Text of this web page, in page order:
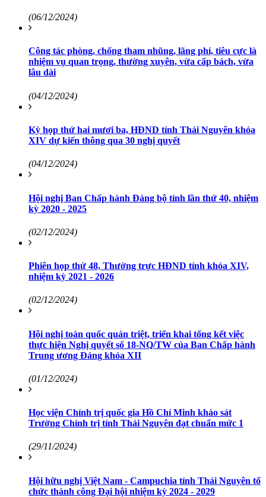
(06/12/2024)
Công tác phòng, chống tham nhũng, lãng phí, tiêu cực là
nhiệm vụ quan trọng, thường xuyên, vừa cấp bách, vừa
lâu dài
(04/12/2024)
Kỳ họp thứ hai mươi ba, HĐND tỉnh Thái Nguyên khóa
XIV dự kiến thông qua 30 nghị quyết
(04/12/2024)
Hội nghị Ban Chấp hành Đảng bộ tỉnh lần thứ 40, nhiệm
kỳ 2020 - 2025
(02/12/2024)
Phiên họp thứ 48, Thường trực HĐND tỉnh khóa XIV,
nhiệm kỳ 2021 - 2026
(02/12/2024)
Hội nghị toàn quốc quán triệt, triển khai tổng kết việc
thực hiện Nghị quyết số 18-NQ/TW của Ban Chấp hành
Trung ương Đảng khóa XII
(01/12/2024)
Học viện Chính trị quốc gia Hồ Chí Minh khảo sát
Trường Chính trị tỉnh Thái Nguyên đạt chuẩn mức 1
(29/11/2024)
Hội hữu nghị Việt Nam - Campuchia tỉnh Thái Nguyên tổ
chức thành công Đại hội nhiệm kỳ 2024 - 2029